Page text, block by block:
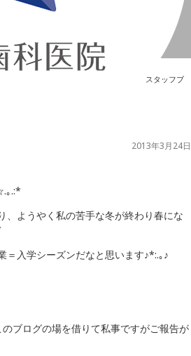
スタッフブ
2013年3月24日
｡.:*
、ようやく私の苦手な冬が終わり春にな
＝入学シーズンだなと思います♪*:.｡♪
ブログの場を借りて私事ですがご報告が